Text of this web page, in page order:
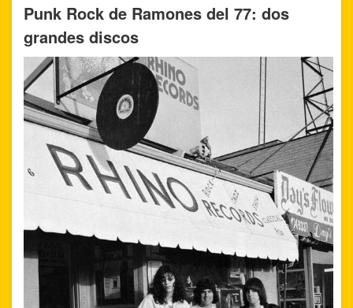
Punk Rock de Ramones del 77: dos
grandes discos